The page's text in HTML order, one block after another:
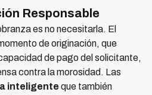
Responsable
es no necesitarla. El
de originación, que
de pago del solicitante,
contra la morosidad. Las
inteligente que también